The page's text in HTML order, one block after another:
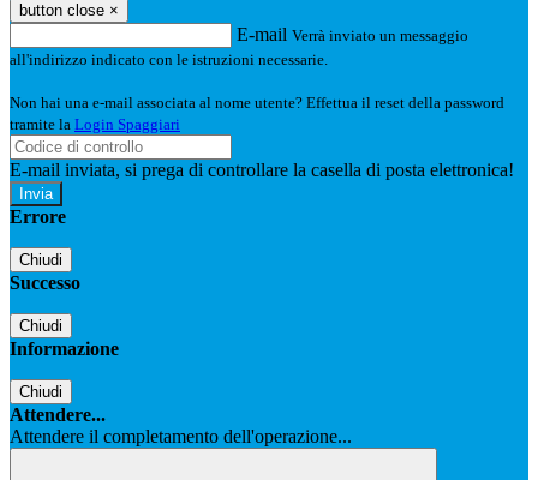
button close ×
E-mail Verrà inviato un messaggio
all'indirizzo indicato con le istruzioni necessarie.
Non hai una e-mail associata al nome utente? Effettua il reset della password
tramite la Login Spaggiari
E-mail inviata, si prega di controllare la casella di posta elettronica!
Errore
Chiudi
Successo
Chiudi
Informazione
Chiudi
Attendere...
Attendere il completamento dell'operazione...